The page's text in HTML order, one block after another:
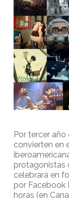
Por tercer
convierten en
protagonistas
celebrará en
por Facebook
horas (en